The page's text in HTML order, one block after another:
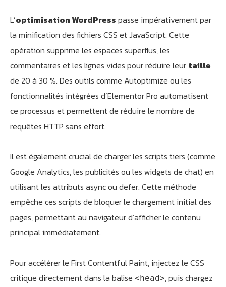
L’optimisation WordPress passe impérativement par
la minification des fichiers CSS et JavaScript. Cette
opération supprime les espaces superflus, les
commentaires et les lignes vides pour réduire leur taille
de 20 à 30 %. Des outils comme Autoptimize ou les
fonctionnalités intégrées d’Elementor Pro automatisent
ce processus et permettent de réduire le nombre de
requêtes HTTP sans effort.
Il est également crucial de charger les scripts tiers (comme
Google Analytics, les publicités ou les widgets de chat) en
utilisant les attributs async ou defer. Cette méthode
empêche ces scripts de bloquer le chargement initial des
pages, permettant au navigateur d’afficher le contenu
principal immédiatement.
Pour accélérer le First Contentful Paint, injectez le CSS
critique directement dans la balise <head>, puis chargez